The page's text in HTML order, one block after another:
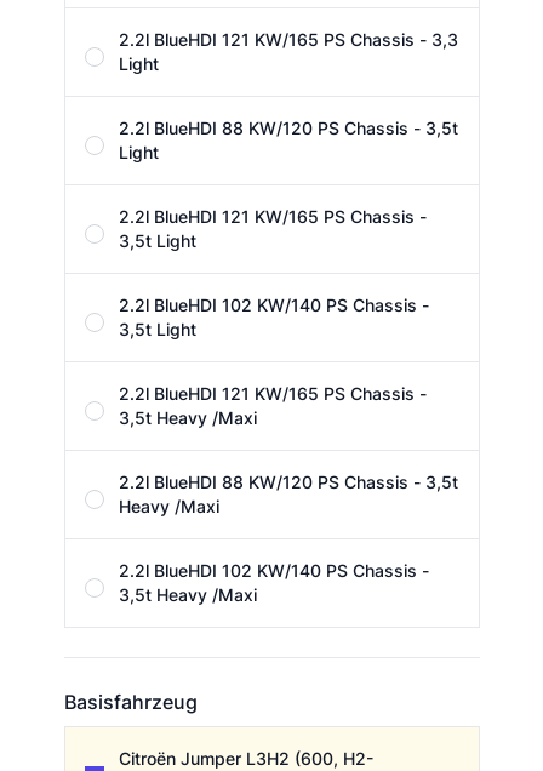
2.2l BlueHDI 121 KW/165 PS Chassis - 3,3
Light
2.2l BlueHDI 88 KW/120 PS Chassis - 3,5t
Light
2.2l BlueHDI 121 KW/165 PS Chassis -
3,5t Light
2.2l BlueHDI 102 KW/140 PS Chassis -
3,5t Light
2.2l BlueHDI 121 KW/165 PS Chassis -
3,5t Heavy /Maxi
2.2l BlueHDI 88 KW/120 PS Chassis - 3,5t
Heavy /Maxi
2.2l BlueHDI 102 KW/140 PS Chassis -
3,5t Heavy /Maxi
Basisfahrzeug
Citroën Jumper L3H2 (600, H2-